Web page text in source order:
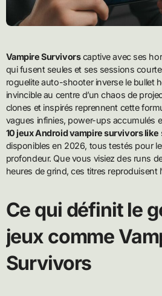
Vampire Survivorscaptive avec ses
qui fusent seules et ses sessions
roguelite auto-shooter inverse le bullet
invincible au centre d’un chaos de
clones et inspirés reprennent cette
vagues infinies, power-ups accumulés
10 jeux Android vampire survivors like
disponibles en 2026, tous testés pour
profondeur. Que vous visiez des runs
heures de grind, ces titres reproduisent
Ce qui définit le
jeux comme
Survivors